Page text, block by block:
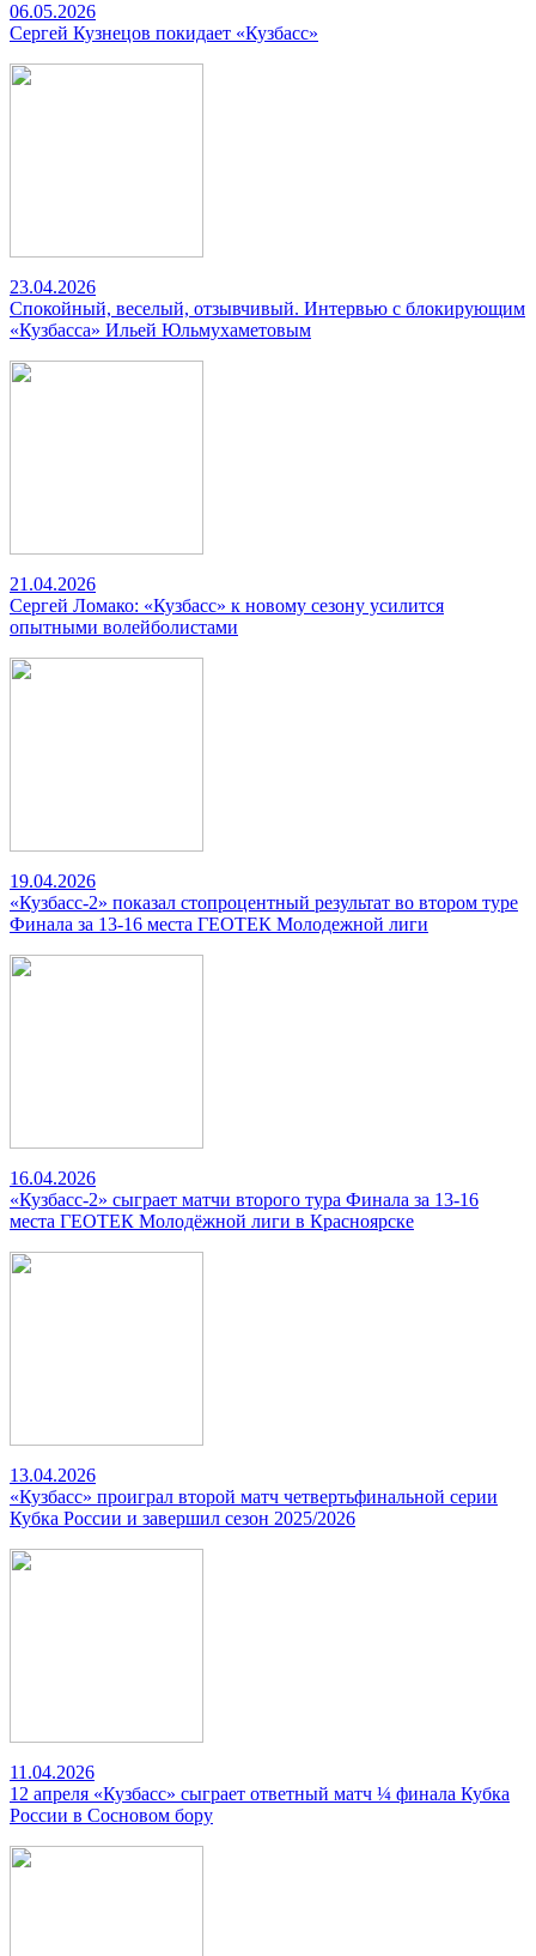
06.05.2026
Сергей Кузнецов покидает «Кузбасс»
23.04.2026
Спокойный, веселый, отзывчивый. Интервью с блокирующим
«Кузбасса» Ильей Юльмухаметовым
21.04.2026
Сергей Ломако: «Кузбасс» к новому сезону усилится
опытными волейболистами
19.04.2026
«Кузбасс-2» показал стопроцентный результат во втором туре
Финала за 13-16 места ГЕОТЕК Молодежной лиги
16.04.2026
«Кузбасс-2» сыграет матчи второго тура Финала за 13-16
места ГЕОТЕК Молодёжной лиги в Красноярске
13.04.2026
«Кузбасс» проиграл второй матч четвертьфинальной серии
Кубка России и завершил сезон 2025/2026
11.04.2026
12 апреля «Кузбасс» сыграет ответный матч ¼ финала Кубка
России в Сосновом бору